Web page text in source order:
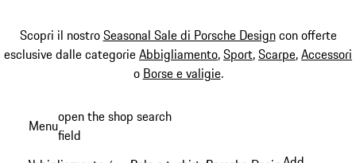
Scopri il nostroSeasonal Sale di Porsche Designcon offerte
esclusive dalle categorieAbbigliamento,Sport,Scarpe,Accessori
o Borse e valigie.
Menuopen the shop search
field